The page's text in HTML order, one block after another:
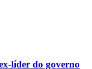
líder do governo